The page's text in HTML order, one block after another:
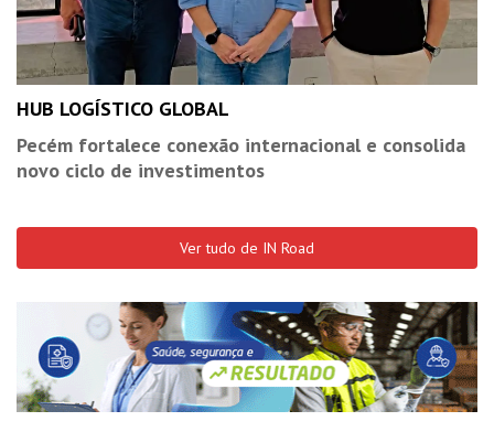
HUB LOGÍSTICO GLOBAL
Pecém fortalece conexão internacional e consolida
novo ciclo de investimentos
Ver tudo de IN Road